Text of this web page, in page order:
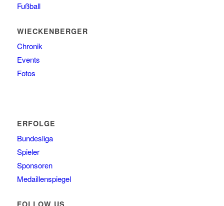
Fußball
WIECKENBERGER
Chronik
Events
Fotos
ERFOLGE
Bundesliga
Spieler
Sponsoren
Medaillenspiegel